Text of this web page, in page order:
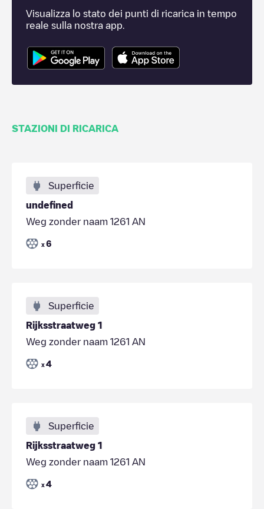
Visualizza lo stato dei punti di ricarica in tempo
reale sulla nostra app.
STAZIONI DI RICARICA
Superficie
undefined
Weg zonder naam 1261 AN
x 6
Superficie
Rijksstraatweg 1
Weg zonder naam 1261 AN
x 4
Superficie
Rijksstraatweg 1
Weg zonder naam 1261 AN
x 4